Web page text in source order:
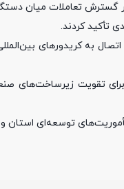
تعاملات میان
تأکید کردند.
به کریدورهای
تقویت زیرساخت‌های
توسعه‌ای استان و